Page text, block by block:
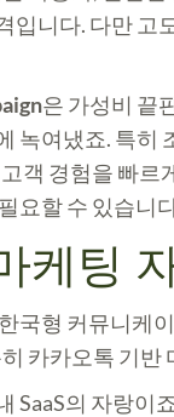
입니다. 다만 고
은 가성비 끝
녹여냈죠. 특히
객 경험을 빠르
요할 수 있습니
케팅
국형 커뮤니케
히 카카오톡 기
SaaS의 자랑이